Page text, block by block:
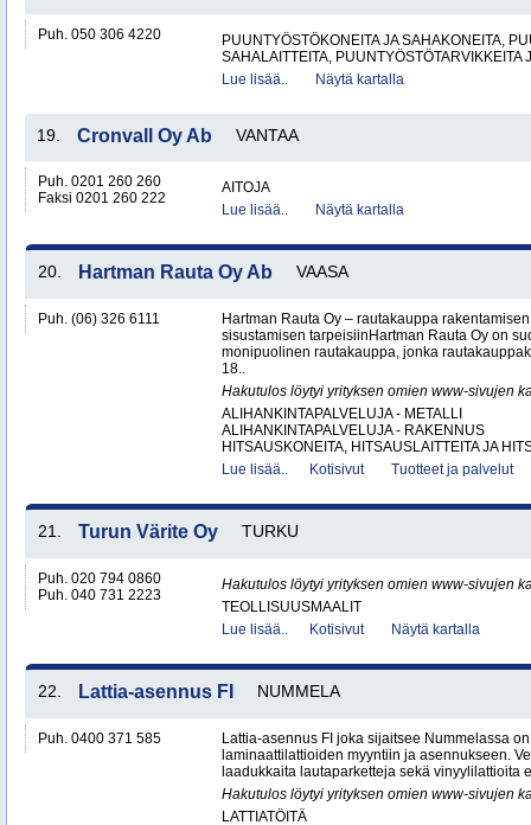
Puh. 050 306 4220
PUUNTYÖSTÖKONEITA JA SAHAKONEITA,
SAHALAITTEITA, PUUNTYÖSTÖTARVIKKEITA
Lue lisää..
Näytä kartalla
19. Cronvall Oy Ab VANTAA
Puh. 0201 260 260
Faksi 0201 260 222
AITOJA
Lue lisää..
Näytä kartalla
20. Hartman Rauta Oy Ab VAASA
Puh. (06) 326 6111
Hartman Rauta Oy – rautakauppa
sisustamisen tarpeisiinHartman Rauta Oy on
monipuolinen rautakauppa, jonka
18..
Hakutulos löytyi yrityksen omien www-sivujen
ALIHANKINTAPALVELUJA - METALLI
ALIHANKINTAPALVELUJA - RAKENNUS
HITSAUSKONEITA, HITSAUSLAITTEITA JA
Lue lisää..
Kotisivut Tuotteet ja palvelut
21. Turun Värite Oy TURKU
Puh. 020 794 0860
Puh. 040 731 2223
Hakutulos löytyi yrityksen omien www-sivujen
TEOLLISUUSMAALIT
Lue lisää..
Kotisivut Näytä kartalla
22. Lattia-asennus FI NUMMELA
Puh. 0400 371 585
Lattia-asennus FI joka sijaitsee Nummelassa
laminaattilattioiden myyntiin ja asennukseen.
laadukkaita lautaparketteja sekä vinyylilattioita
Hakutulos löytyi yrityksen omien www-sivujen
LATTIATÖITÄ